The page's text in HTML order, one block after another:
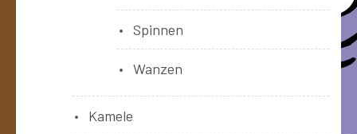
Spinnen
Wanzen
Kamele